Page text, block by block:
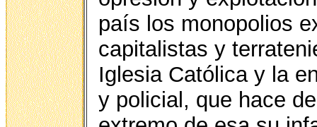
país los monopolios
capitalistas y
Iglesia Católica y la
y policial, que hace